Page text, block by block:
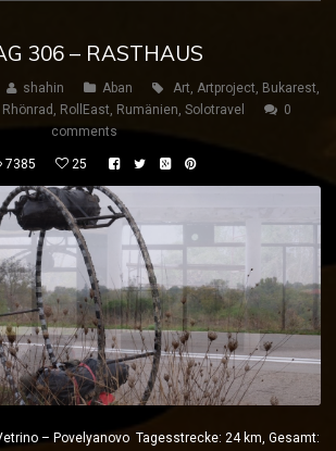
306 – RASTHAUS
shahin Aban Art, Artproject, Bukarest,
Rhönrad , RollEast, Rumänien, Solotravel
0
comments
7385 25
– Povelyanovo Tagesstrecke: 24 km, Gesamt: